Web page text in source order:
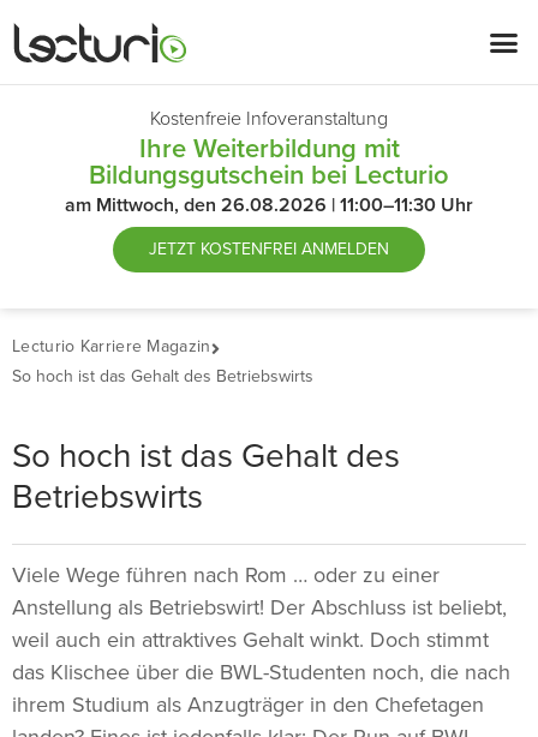
Kostenfreie Infoveranstaltung
Ihre Weiterbildung mit
Bildungsgutschein bei Lecturio
am Mittwoch, den 26.08.2026 | 11:00–11:30 Uhr
JETZT KOSTENFREI ANMELDEN
Lecturio Karriere Magazin
So hoch ist das Gehalt des Betriebswirts
So hoch ist das Gehalt des
Betriebswirts
Viele Wege führen nach Rom … oder zu einer
Anstellung als Betriebswirt! Der Abschluss ist beliebt,
weil auch ein attraktives Gehalt winkt. Doch stimmt
das Klischee über die BWL-Studenten noch, die nach
ihrem Studium als Anzugträger in den Chefetagen